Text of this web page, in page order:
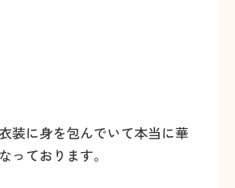
装に身を包んでいて本当に華
っております。